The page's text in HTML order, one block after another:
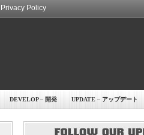
Privacy Policy
DEVELOP – 開発 UPDATE – アップデート